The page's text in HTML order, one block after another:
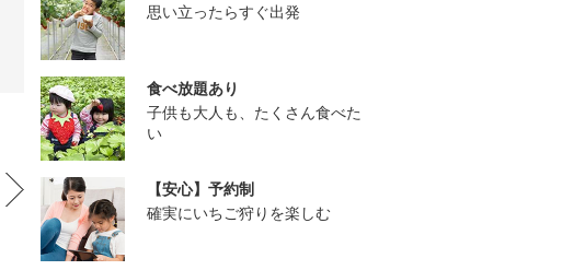
思い立ったらすぐ出発
食べ放題あり
子供も大人も、たくさん食べた
い
【安心】予約制
確実にいちご狩りを楽しむ